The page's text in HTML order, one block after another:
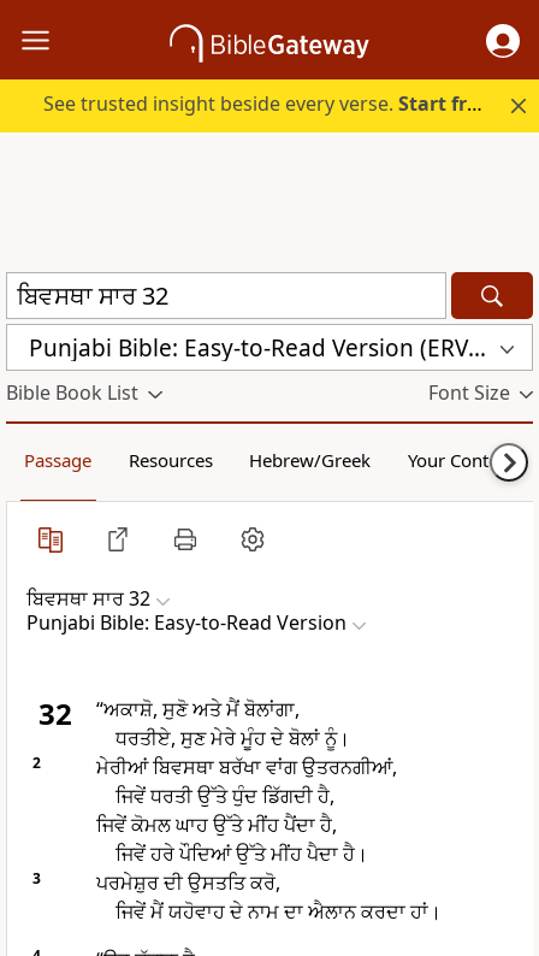
See trusted insight beside every verse.Start free.
Punjabi Bible: Easy-to-Read Version (ERV-PA)
Bible Book List Font Size
Passage Resources Hebrew/Greek Your Content
ਬਿਵਸਥਾ ਸਾਰ 32
Punjabi Bible: Easy-to-Read Version
32
“ਅਕਾਸ਼ੋ, ਸੁਣੋ ਅਤੇ ਮੈਂ ਬੋਲਾਂਗਾ,
ਧਰਤੀਏ, ਸੁਣ ਮੇਰੇ ਮੂੰਹ ਦੇ ਬੋਲਾਂ ਨੂੰ।
2
ਮੇਰੀਆਂ ਬਿਵਸਥਾ ਬਰੱਖਾ ਵਾਂਗ ਉਤਰਨਗੀਆਂ,
ਜਿਵੇਂ ਧਰਤੀ ਉੱਤੇ ਧੁੰਦ ਡਿੱਗਦੀ ਹੈ,
ਜਿਵੇਂ ਕੋਮਲ ਘਾਹ ਉੱਤੇ ਮੀਂਹ ਪੈਂਦਾ ਹੈ,
ਜਿਵੇਂ ਹਰੇ ਪੌਦਿਆਂ ਉੱਤੇ ਮੀਂਹ ਪੈਦਾ ਹੈ।
3
ਪਰਮੇਸ਼ੁਰ ਦੀ ਉਸਤਤਿ ਕਰੋ,
ਜਿਵੇਂ ਮੈਂ ਯਹੋਵਾਹ ਦੇ ਨਾਮ ਦਾ ਐਲਾਨ ਕਰਦਾ ਹਾਂ।